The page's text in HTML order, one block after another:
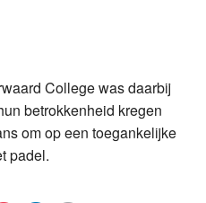
College was daarbij
betrokkenheid kregen
om op een toegankelijke
padel.